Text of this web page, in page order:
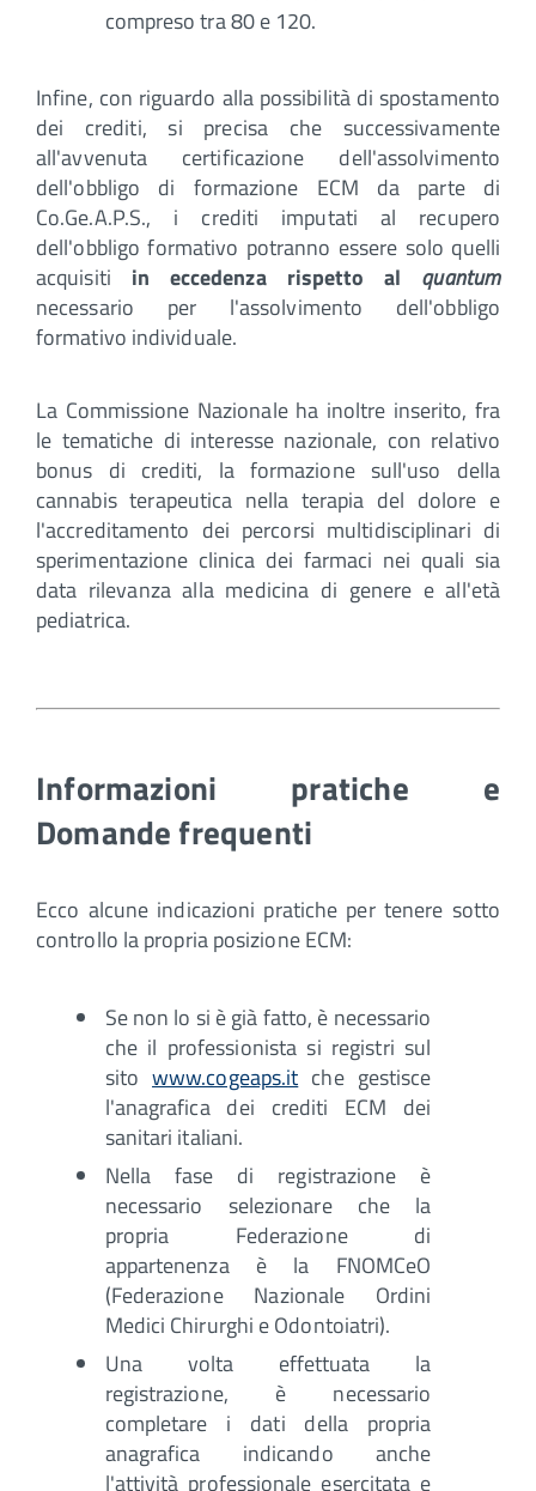
compreso tra 80 e 120.
Infine, con riguardo alla possibilità di spostamento
dei crediti, si precisa che successivamente
all'avvenuta certificazione dell'assolvimento
dell'obbligo di formazione ECM da parte di
Co.Ge.A.P.S., i crediti imputati al recupero
dell'obbligo formativo potranno essere solo quelli
acquisiti in eccedenza rispetto al quantum
necessario per l'assolvimento dell'obbligo
formativo individuale.
La Commissione Nazionale ha inoltre inserito, fra
le tematiche di interesse nazionale, con relativo
bonus di crediti, la formazione sull'uso della
cannabis terapeutica nella terapia del dolore e
l'accreditamento dei percorsi multidisciplinari di
sperimentazione clinica dei farmaci nei quali sia
data rilevanza alla medicina di genere e all'età
pediatrica.
Informazioni pratiche e
Domande frequenti
Ecco alcune indicazioni pratiche per tenere sotto
controllo la propria posizione ECM:
Se non lo si è già fatto, è necessario
che il professionista si registri sul
sitowww.cogeaps.it che gestisce
l'anagrafica dei crediti ECM dei
sanitari italiani.
Nella fase di registrazione è
necessario selezionare che la
propria Federazione di
appartenenza è la FNOMCeO
(Federazione Nazionale Ordini
Medici Chirurghi e Odontoiatri).
Una volta effettuata la
registrazione, è necessario
completare i dati della propria
anagrafica indicando anche
l'attività professionale esercitata e